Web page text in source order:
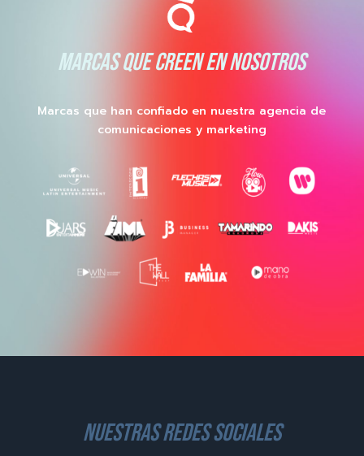
MARCAS QUE CREEN EN NOSOTROS
Marcas que han confiado en nuestra agencia de
comunicaciones y marketing
nuestras redes sociales